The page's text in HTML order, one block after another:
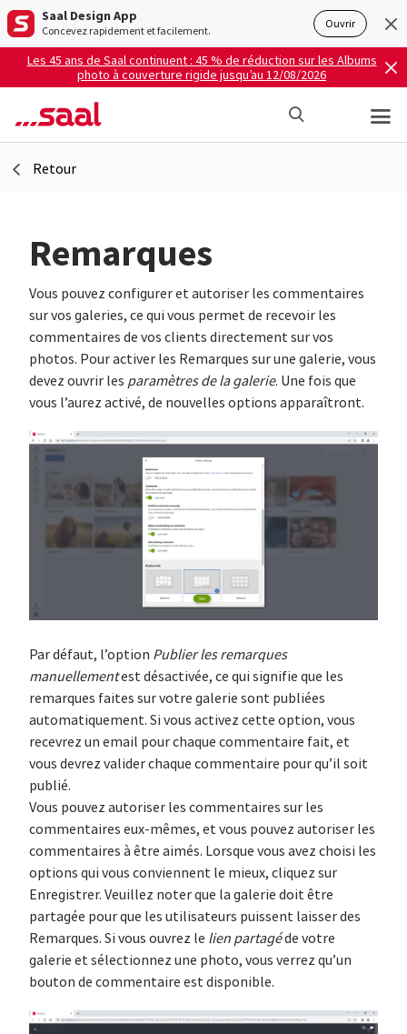
Saal Design App
Concevez rapidement et facilement. Ouvrir
Les 45 ans de Saal continuent : 45 % de réduction sur les Albums
photo à couverture rigide jusqu’au 12/08/2026
Retour
Remarques
Vous pouvez configurer et autoriser les commentaires
sur vos galeries, ce qui vous permet de recevoir les
commentaires de vos clients directement sur vos
photos. Pour activer les Remarques sur une galerie, vous
devez ouvrir les paramètres de la galerie. Une fois que
vous l’aurez activé, de nouvelles options apparaîtront.
Par défaut, l’option Publier les remarques
manuellementest désactivée, ce qui signifie que les
remarques faites sur votre galerie sont publiées
automatiquement. Si vous activez cette option, vous
recevrez un email pour chaque commentaire fait, et
vous devrez valider chaque commentaire pour qu’il soit
publié.
Vous pouvez autoriser les commentaires sur les
commentaires eux-mêmes, et vous pouvez autoriser les
commentaires à être aimés. Lorsque vous avez choisi les
options qui vous conviennent le mieux, cliquez sur
Enregistrer. Veuillez noter que la galerie doit être
partagée pour que les utilisateurs puissent laisser des
Remarques. Si vous ouvrez le lien partagéde votre
galerie et sélectionnez une photo, vous verrez qu’un
bouton de commentaire est disponible.